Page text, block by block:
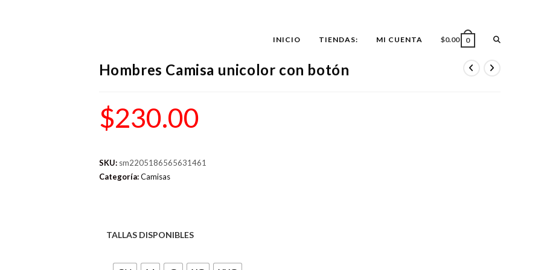
INICIO TIENDAS: MI CUENTA $0.00 0 ALTERNAR
Hombres Camisa unicolor con botón
$230.00
SKU: sm2205186565631461
Categoría:Camisas
TALLAS DISPONIBLES